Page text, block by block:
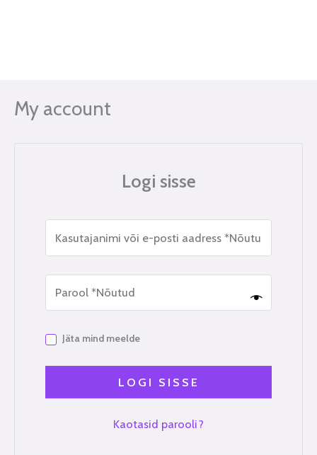
My account
Logi sisse
Jäta mind meelde
LOGI SISSE
Kaotasid parooli?